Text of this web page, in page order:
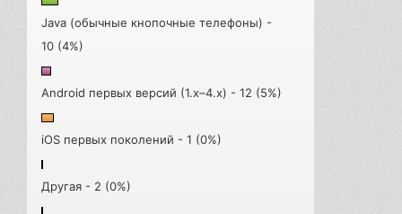
Java (обычные кнопочные телефоны) -
10 (4%)
Android первых версий (1.x–4.x) - 12 (5%)
iOS первых поколений - 1 (0%)
Другая - 2 (0%)